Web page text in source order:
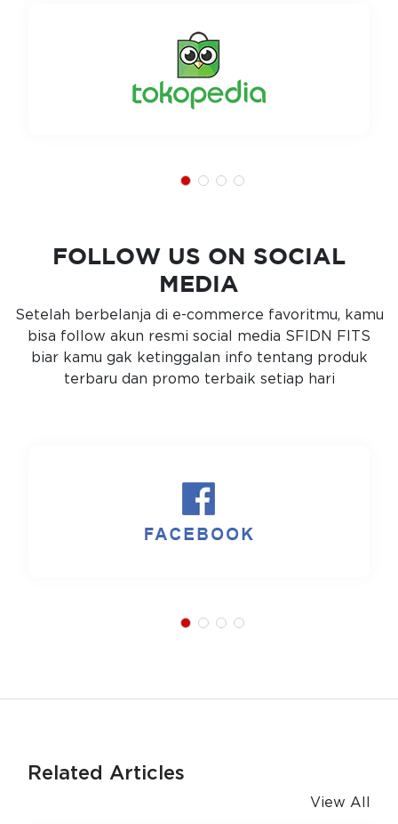
FOLLOW US ON SOCIAL
MEDIA
Setelah berbelanja di e-commerce favoritmu, kamu
bisa follow akun resmi social media SFIDN FITS
biar kamu gak ketinggalan info tentang produk
terbaru dan promo terbaik setiap hari
Related Articles
View All